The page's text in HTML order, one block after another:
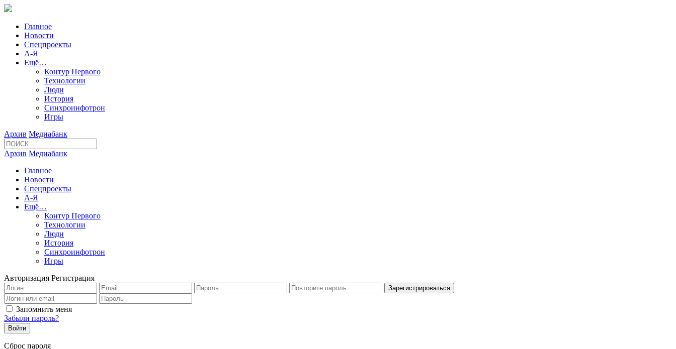
Главное
Новости
Спецпроекты
А-Я
Ещё…
Контур Первого
Технологии
Люди
История
Синхроинфотрон
Игры
Архив Медиабанк
Архив Медиабанк
Главное
Новости
Спецпроекты
А-Я
Ещё…
Контур Первого
Технологии
Люди
История
Синхроинфотрон
Игры
Авторизация Регистрация
Запомнить меня
Забыли пароль?
Сброс пароля